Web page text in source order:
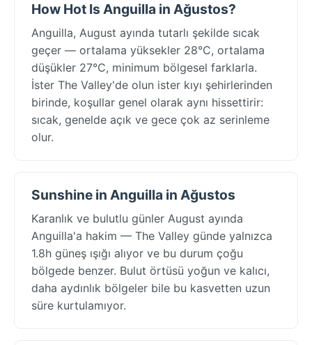
How Hot Is Anguilla in Ağustos?
Anguilla, August ayında tutarlı şekilde sıcak
geçer — ortalama yüksekler 28°C, ortalama
düşükler 27°C, minimum bölgesel farklarla.
İster The Valley'de olun ister kıyı şehirlerinden
birinde, koşullar genel olarak aynı hissettirir:
sıcak, genelde açık ve gece çok az serinleme
olur.
Sunshine in Anguilla in Ağustos
Karanlık ve bulutlu günler August ayında
Anguilla'a hakim — The Valley günde yalnızca
1.8h güneş ışığı alıyor ve bu durum çoğu
bölgede benzer. Bulut örtüsü yoğun ve kalıcı,
daha aydınlık bölgeler bile bu kasvetten uzun
süre kurtulamıyor.